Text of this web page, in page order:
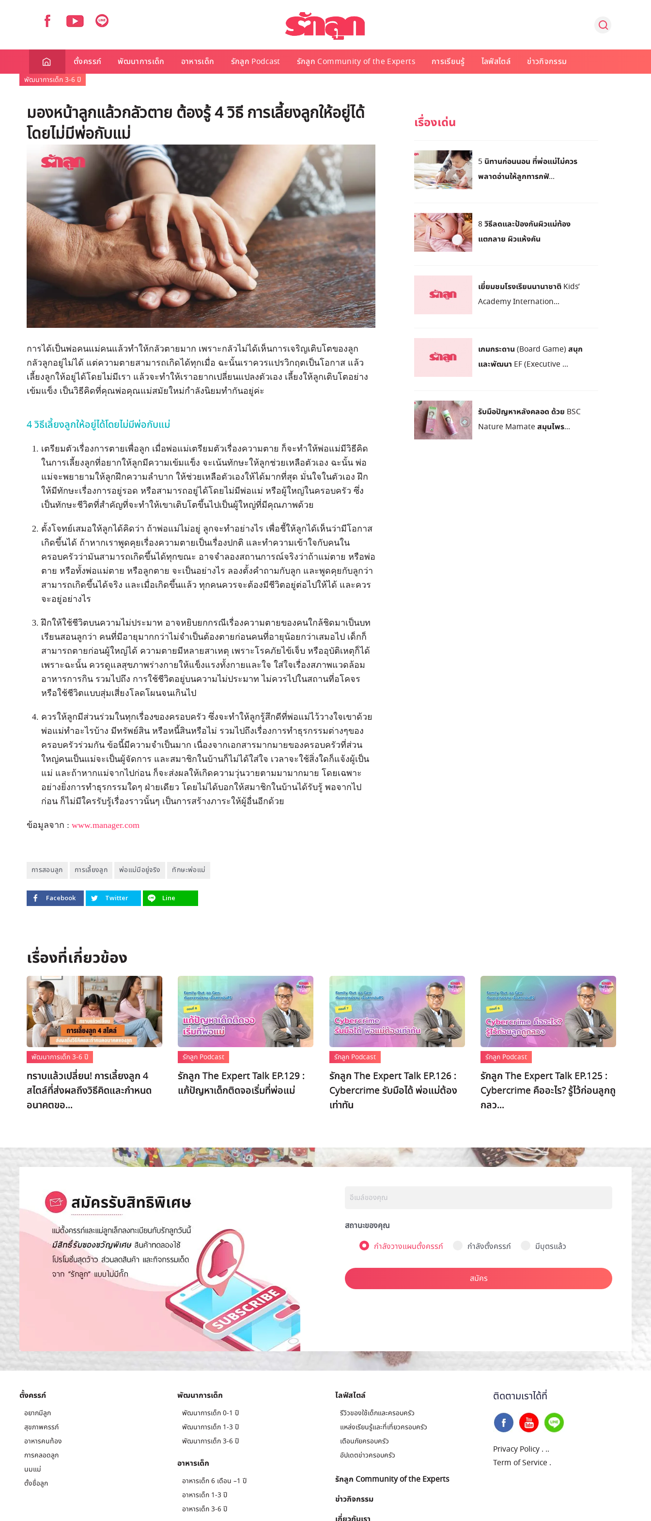
ตั้งครรภ์ พัฒนาการเด็ก อาหารเด็ก รักลูก Podcast รักลูก Community of the Experts การเรียนรู้ ไลฟ์สไตล์ ข่าวกิจกรรม
พัฒนาการเด็ก 3-6 ปี
มองหน้าลูกแล้วกลัวตาย ต้องรู้ 4 วิธี การเลี้ยงลูกให้อยู่ได้
โดยไม่มีพ่อกับแม่
การได้เป็นพ่อคนแม่คนแล้วทำให้กลัวตายมาก เพราะกลัวไม่ได้เห็นการเจริญเติบโตของลูก
กลัวลูกอยู่ไม่ได้ แต่ความตายสามารถเกิดได้ทุกเมื่อ ฉะนั้นเราควรแปรวิกฤตเป็นโอกาส แล้ว
เลี้ยงลูกให้อยู่ได้โดยไม่มีเรา แล้วจะทำให้เราอยากเปลี่ยนแปลงตัวเอง เลี้ยงให้ลูกเติบโตอย่าง
เข้มแข็ง เป็นวิธีคิดที่คุณพ่อคุณแม่สมัยใหม่กำลังนิยมทำกันอยู่ค่ะ
4 วิธีเลี้ยงลูกให้อยู่ได้โดยไม่มีพ่อกับแม่
เตรียมตัวเรื่องการตายเพื่อลูก เมื่อพ่อแม่เตรียมตัวเรื่องความตาย ก็จะทำให้พ่อแม่มีวิธีคิด
ในการเลี้ยงลูกที่อยากให้ลูกมีความเข้มแข็ง จะเน้นทักษะให้ลูกช่วยเหลือตัวเอง ฉะนั้น พ่อ
แม่จะพยายามให้ลูกฝึกความลำบาก ให้ช่วยเหลือตัวเองให้ได้มากที่สุด มั่นใจในตัวเอง ฝึก
ให้มีทักษะเรื่องการอยู่รอด หรือสามารถอยู่ได้โดยไม่มีพ่อแม่ หรือผู้ใหญ่ในครอบครัว ซึ่ง
เป็นทักษะชีวิตที่สำคัญที่จะทำให้เขาเติบโตขึ้นไปเป็นผู้ใหญ่ที่มีคุณภาพด้วย
ตั้งโจทย์เสมอให้ลูกได้คิดว่า ถ้าพ่อแม่ไม่อยู่ ลูกจะทำอย่างไร เพื่อชี้ให้ลูกได้เห็นว่ามีโอกาส
เกิดขึ้นได้ ถ้าหากเราพูดคุยเรื่องความตายเป็นเรื่องปกติ และทำความเข้าใจกับคนใน
ครอบครัวว่ามันสามารถเกิดขึ้นได้ทุกขณะ อาจจำลองสถานการณ์จริงว่าถ้าแม่ตาย หรือพ่อ
ตาย หรือทั้งพ่อแม่ตาย หรือลูกตาย จะเป็นอย่างไร ลองตั้งคำถามกับลูก และพูดคุยกับลูกว่า
สามารถเกิดขึ้นได้จริง และเมื่อเกิดขึ้นแล้ว ทุกคนควรจะต้องมีชีวิตอยู่ต่อไปให้ได้ และควร
จะอยู่อย่างไร
ฝึกให้ใช้ชีวิตบนความไม่ประมาท อาจหยิบยกกรณีเรื่องความตายของคนใกล้ชิดมาเป็นบท
เรียนสอนลูกว่า คนที่มีอายุมากกว่าไม่จำเป็นต้องตายก่อนคนที่อายุน้อยกว่าเสมอไป เด็กก็
สามารถตายก่อนผู้ใหญ่ได้ ความตายมีหลายสาเหตุ เพราะโรคภัยไข้เจ็บ หรืออุบัติเหตุก็ได้
เพราะฉะนั้น ควรดูแลสุขภาพร่างกายให้แข็งแรงทั้งกายและใจ ใส่ใจเรื่องสภาพแวดล้อม
อาหารการกิน รวมไปถึง การใช้ชีวิตอยู่บนความไม่ประมาท ไม่ควรไปในสถานที่อโคจร
หรือใช้ชีวิตแบบสุ่มเสี่ยงโลดโผนจนเกินไป
ควรให้ลูกมีส่วนร่วมในทุกเรื่องของครอบครัว ซึ่งจะทำให้ลูกรู้สึกดีที่พ่อแม่ไว้วางใจเขาด้วย
พ่อแม่ทำอะไรบ้าง มีทรัพย์สิน หรือหนี้สินหรือไม่ รวมไปถึงเรื่องการทำธุรกรรมต่างๆของ
ครอบครัวร่วมกัน ข้อนี้มีความจำเป็นมาก เนื่องจากเอกสารมากมายของครอบครัวที่ส่วน
ใหญ่คนเป็นแม่จะเป็นผู้จัดการ และสมาชิกในบ้านก็ไม่ได้ใส่ใจ เวลาจะใช้สิ่งใดก็แจ้งผู้เป็น
แม่ และถ้าหากแม่จากไปก่อน ก็จะส่งผลให้เกิดความวุ่นวายตามมามากมาย โดยเฉพาะ
อย่างยิ่งการทำธุรกรรมใดๆ ฝ่ายเดียว โดยไม่ได้บอกให้สมาชิกในบ้านได้รับรู้ พอจากไป
ก่อน ก็ไม่มีใครรับรู้เรื่องราวนั้นๆ เป็นการสร้างภาระให้ผู้อื่นอีกด้วย
ข้อมูลจาก : www.manager.com
การสอนลูก การเลี้ยงลูก พ่อแม่มีอยู่จริง ทักษะพ่อแม่
Facebook Twitter Line
5 นิทานก่อนนอน ที่พ่อแม่ไม่ควร
พลาดอ่านให้ลูกทารกฟั...
8 วิธีลดและป้องกันผิวแม่ท้อง
แตกลาย ผิวแห้งคัน
เยี่ยมชมโรงเรียนนานาชาติ Kids’
Academy Internation...
เกมกระดาน (Board Game) สนุก
และพัฒนา EF (Executive ...
รับมือปัญหาหลังคลอด ด้วย BSC
Nature Mamate สมุนไพร...
พัฒนาการเด็ก 3-6 ปี
ทราบแล้วเปลี่ยน! การเลี้ยงลูก 4
สไตล์ที่ส่งผลถึงวิธีคิดและกำหนด
อนาคตขอ...
รักลูก Podcast
รักลูก The Expert Talk EP.129 :
แก้ปัญหาเด็กติดจอเริ่มที่พ่อแม่
รักลูก Podcast
รักลูก The Expert Talk EP.126 :
Cybercrime รับมือได้ พ่อแม่ต้อง
เท่าทัน
รักลูก Podcast
รักลูก The Expert Talk EP.125 :
Cybercrime คืออะไร? รู้ไว้ก่อนลูกถู
กลว...
สถานะของคุณ
กำลังวางแผนตั้งครรภ์
กำลังตั้งครรภ์ มีบุตรแล้ว
สมัคร
ตั้งครรภ์
อยากมีลูก
สุขภาพครรภ์
อาหารคนท้อง
การคลอดลูก
นมแม่
ตั้งชื่อลูก
พัฒนาการเด็ก
พัฒนาการเด็ก 0-1 ปี
พัฒนาการเด็ก 1-3 ปี
พัฒนาการเด็ก 3-6 ปี
อาหารเด็ก
อาหารเด็ก 6 เดือน –1 ปี
อาหารเด็ก 1-3 ปี
อาหารเด็ก 3-6 ปี
ไลฟ์สไตล์
รีวิวของใช้เด็กและครอบครัว
แหล่งเรียนรู้และที่เที่ยวครอบครัว
เตือนภัยครอบครัว
อัปเดตข่าวครอบครัว
รักลูก Community of the Experts
ข่าวกิจกรรม
เกี่ยวกับเรา
ติดตามเราได้ที่
Privacy Policy . ..
Term of Service .